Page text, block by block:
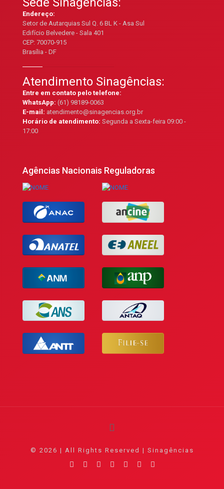
Endereço:
Setor de Autarquias Sul Q. 6 BL K - Asa Sul
Edifício Belvedere - Sala 401
CEP: 70070-915
Brasília - DF
Atendimento Sinagências:
Entre em contato pelo telefone:
WhatsApp: (61) 98189-0063
E-mail: atendimento@sinagencias.org.br
Horário de atendimento: Segunda a Sexta-feira 09:00 -
17:00
Agências Nacionais Reguladoras
© 2026 | All Rights Reserved | Sinagências